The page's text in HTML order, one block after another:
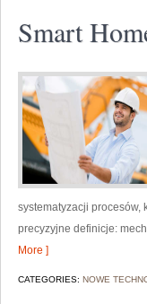
Smart
systematyzacji procesów,
precyzyjne definicje:
More ]
CATEGORIES: NOWE